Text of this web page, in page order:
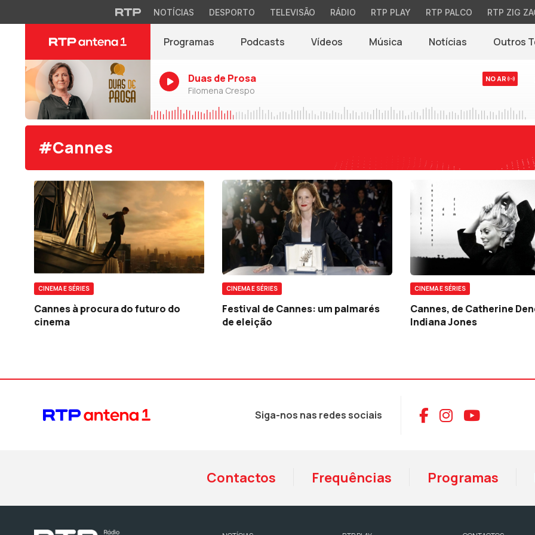
NOTÍCIAS DESPORTO TELEVISÃO RÁDIO RTP PLAY RTP PALCO RTP ZIG
Programas Podcasts Vídeos Música Notícias(abre em nova
Outros
Duas de Prosa
Filomena Crespo
NO AR
#Cannes
CINEMA E SÉRIES
Cannes à procura do futuro do
cinema
CINEMA E SÉRIES
Festival de Cannes: um palmarés
de eleição
CINEMA E SÉRIES
Cannes, de Catherine
Indiana Jones
Siga-nos nas redes sociais Aceder ao
Aceder ao
Aceder
Contactos Frequências Programas